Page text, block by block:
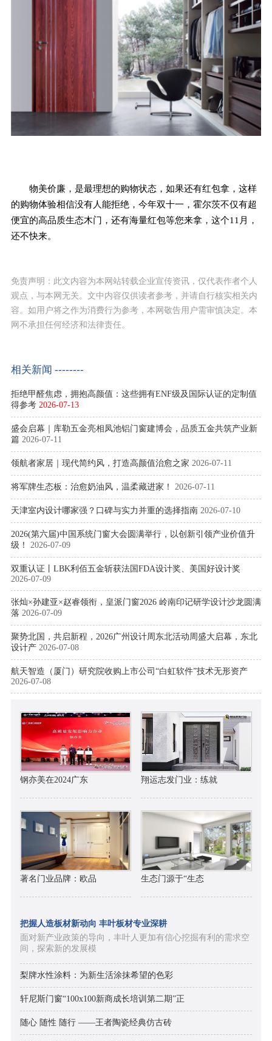
物美价廉，是最理想的购物状态，如果还有红包拿，这样
的购物体验相信没有人能拒绝，今年双十一，霍尔茨不仅有超
便宜的高品质生态木门，还有海量红包等您来拿，这个11月，
还不快来。
免责声明：此文内容为本网站转载企业宣传资讯，仅代表作者个人
观点，与本网无关。文中内容仅供读者参考，并请自行核实相关内
容。如用户将之作为消费行为参考，本网敬告用户需审慎决定。本
网不承担任何经济和法律责任。
相关新闻 --------
拒绝甲醛焦虑，拥抱高颜值：这些拥有ENF级及国际认证的定制值
得参考 2026-07-13
盛会启幕｜库勒五金亮相凤池铝门窗建博会，品质五金共筑产业新
篇 2026-07-11
领航者家居｜现代简约风，打造高颜值治愈之家 2026-07-11
将军牌生态板：治愈奶油风，温柔藏进家！ 2026-07-11
天津室内设计哪家强？口碑与实力并重的选择指南 2026-07-10
2026(第六届)中国系统门窗大会圆满举行，以创新引领产业价值升
级！
2026-07-09
双重认证丨LBK利佰五金斩获法国FDA设计奖、美国好设计奖
2026-07-09
张灿×孙建亚×赵睿领衔，皇派门窗2026 岭南印记研学设计沙龙圆满
落 2026-07-09
聚势北国，共启新程，2026广州设计周东北活动周盛大启幕，东北
设计产 2026-07-08
航天智造（厦门）研究院收购上市公司“白虹软件”技术无形资产
2026-07-08
钢亦美在2024广东 翔运志发门业：练就
著名门业品牌：欧品 生态门源于“生态
把握人造板材新动向 丰叶板材专业深耕
面对新产业政策的导向，丰叶人更加有信心挖掘有利的需求空
间，探索新的发展模
梨牌水性涂料：为新生活涂抹希望的色彩
轩尼斯门窗“100x100新商成长培训第二期”正
随心 随性 随行 ——王者陶瓷经典仿古砖